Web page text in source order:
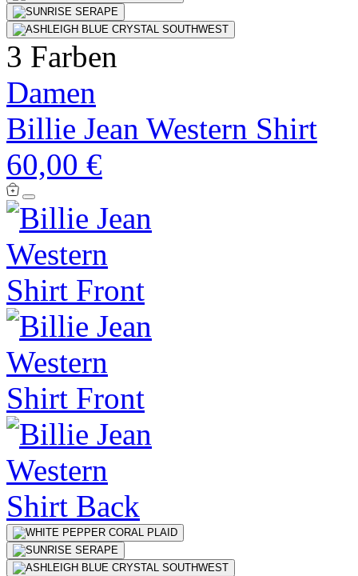
3 Farben
Damen
Billie Jean Western Shirt
60,00 €